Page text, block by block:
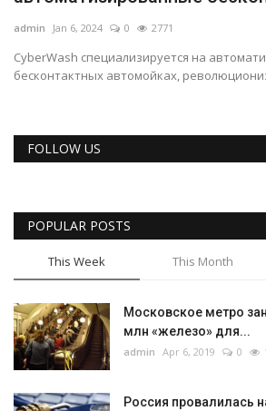
admin Jan 6, 2024 0 2771
CyberWash специализируется на
бесконтактных автомойках,
FOLLOW US
POPULAR POSTS
This Week This Month
Московское метро
млн «железо» для...
admin Apr 6, 2019 0
Россия провалилась